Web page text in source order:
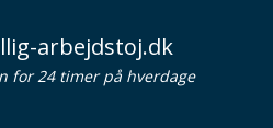
arbejdstoj.dk
for 24 timer på hverdage